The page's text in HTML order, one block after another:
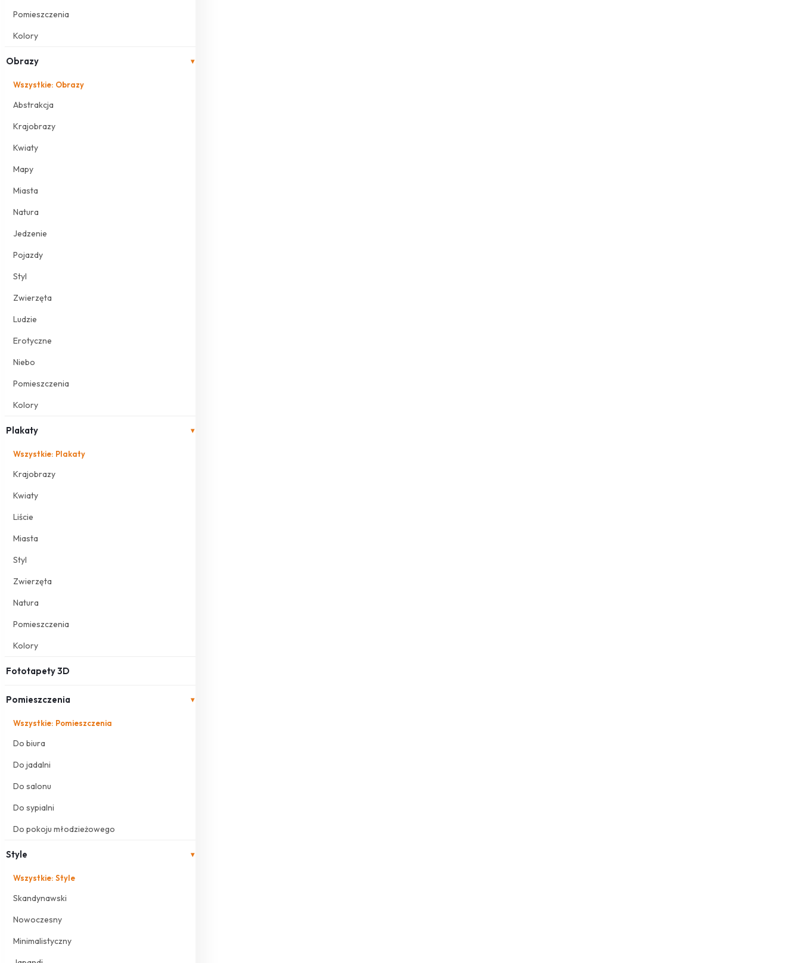
Pomieszczenia
Kolory
Obrazy ▾
Wszystkie: Obrazy
Abstrakcja
Krajobrazy
Kwiaty
Mapy
Miasta
Natura
Jedzenie
Pojazdy
Styl
Zwierzęta
Ludzie
Erotyczne
Niebo
Pomieszczenia
Kolory
Plakaty ▾
Wszystkie: Plakaty
Krajobrazy
Kwiaty
Liście
Miasta
Styl
Zwierzęta
Natura
Pomieszczenia
Kolory
Fototapety 3D
Pomieszczenia ▾
Wszystkie: Pomieszczenia
Do biura
Do jadalni
Do salonu
Do sypialni
Do pokoju młodzieżowego
Style ▾
Wszystkie: Style
Skandynawski
Nowoczesny
Minimalistyczny